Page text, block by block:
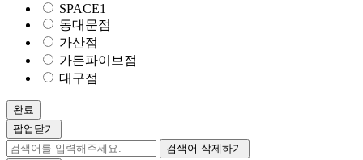
SPACE1
동대문점
가산점
가든파이브점
대구점
완료
팝업닫기
검색어 삭제하기